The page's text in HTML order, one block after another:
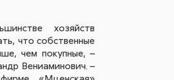
хозяйств
что собственные
чем покупные, –
Вениаминович. –